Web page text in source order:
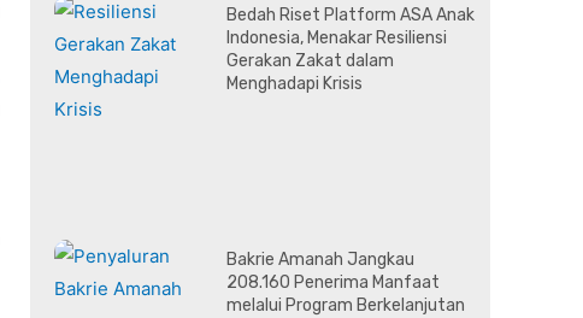
Bedah Riset Platform ASA Anak
Indonesia, Menakar Resiliensi
Gerakan Zakat dalam
Menghadapi Krisis
Bakrie Amanah Jangkau
208.160 Penerima Manfaat
melalui Program Berkelanjutan